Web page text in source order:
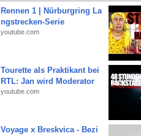
Rennen 1 | Nürburgring La
ngstrecken-Serie
youtube.com
Tourette als Praktikant bei
RTL: Jan wird Moderator
youtube.com
Voyage x Breskvica - Bezi